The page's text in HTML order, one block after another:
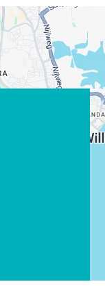
WHATSAPP